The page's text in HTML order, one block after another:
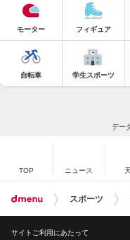
モーター フィギュア
自転車 学生スポーツ
デー
TOP ニュース
スポーツ
サイトご利用にあたって